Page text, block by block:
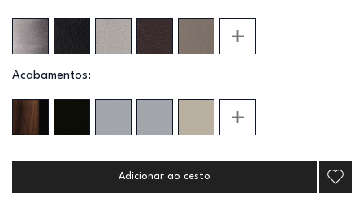
Acabamentos:
Adicionar ao cesto